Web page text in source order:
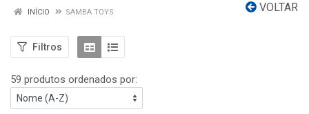
VOLTAR
INÍCIO SAMBA TOYS
Filtros
59 produtos ordenados por: